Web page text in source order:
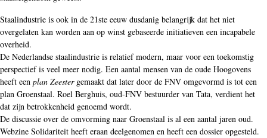
Staalindustrie is ook in de 21ste eeuw dusdanig belangrijk dat het niet
overgelaten kan worden aan op winst gebaseerde initiatieven een incapabele
overheid.
De Nederlandse staalindustrie is relatief modern, maar voor een toekomstig
perspectief is veel meer nodig. Een aantal mensen van de oude Hoogovens
heeft een plan Zeestergemaakt dat later door de FNV omgevormd is tot een
plan Groenstaal. Roel Berghuis, oud-FNV bestuurder van Tata, verdient het
dat zijn betrokkenheid genoemd wordt.
De discussie over de omvorming naar Groenstaal is al een aantal jaren oud.
Webzine Solidariteit heeft eraan deelgenomen en heeft een dossier opgesteld.